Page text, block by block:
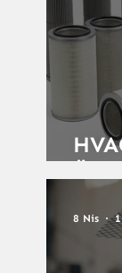
8 Nis